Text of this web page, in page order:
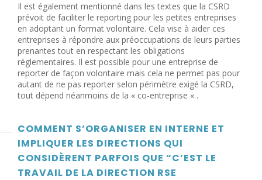
Il est également mentionné dans les textes que la CSRD
prévoit de faciliter le reporting pour les petites entreprises
en adoptant un format volontaire. Cela vise à aider ces
entreprises à répondre aux préoccupations de leurs parties
prenantes tout en respectant les obligations
réglementaires. Il est possible pour une entreprise de
reporter de façon volontaire mais cela ne permet pas pour
autant de ne pas reporter selon périmètre exigé la CSRD,
tout dépend néanmoins de la « co-entreprise « .
COMMENT S’ORGANISER EN INTERNE ET
IMPLIQUER LES DIRECTIONS QUI
CONSIDÈRENT PARFOIS QUE “C’EST LE
TRAVAIL DE LA DIRECTION RSE